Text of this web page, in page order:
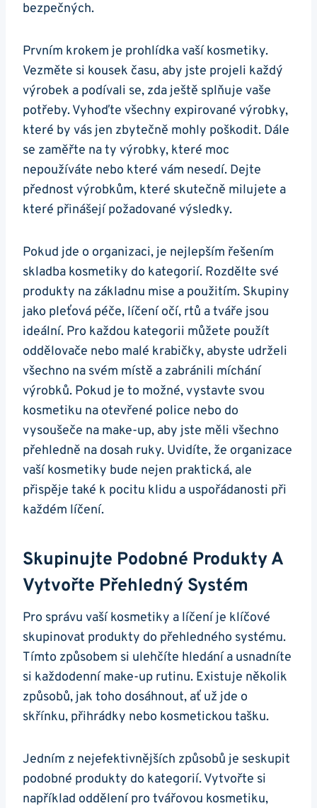
bezpečných.
Prvním krokem je prohlídka vaší kosmetiky.
Vezměte si kousek času, aby jste projeli každý
výrobek a podívali se, zda ještě splňuje vaše
potřeby. Vyhoďte všechny expirované výrobky,
které by vás jen zbytečně mohly poškodit. Dále
se zaměřte na ty výrobky, které moc
nepoužíváte nebo které vám nesedí. Dejte
přednost výrobkům, které skutečně milujete a
které přinášejí požadované výsledky.
Pokud jde o organizaci, je nejlepším řešením
skladba kosmetiky do kategorií. Rozdělte své
produkty na základnu mise a použitím. Skupiny
jako pleťová péče, líčení očí, rtů a tváře jsou
ideální. Pro každou kategorii můžete použít
oddělovače nebo malé krabičky, abyste udrželi
všechno na svém místě a zabránili míchání
výrobků. Pokud je to možné, vystavte svou
kosmetiku na otevřené police nebo do
vysoušeče na make-up, aby jste měli všechno
přehledně na dosah ruky. Uvidíte, že organizace
vaší kosmetiky bude nejen praktická, ale
přispěje také k pocitu klidu a uspořádanosti při
každém líčení.
Skupinujte Podobné Produkty A
Vytvořte Přehledný Systém
Pro správu vaší kosmetiky a líčení je klíčové
skupinovat produkty do přehledného systému.
Tímto způsobem si ulehčíte hledání a usnadníte
si každodenní make-up rutinu. Existuje několik
způsobů, jak toho dosáhnout, ať už jde o
skřínku, přihrádky nebo kosmetickou tašku.
Jedním z nejefektivnějších způsobů je seskupit
podobné produkty do kategorií. Vytvořte si
například oddělení pro tvářovou kosmetiku,